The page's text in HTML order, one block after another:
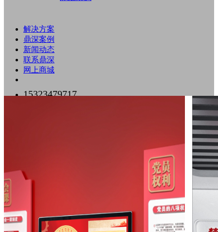
解决方案
鼎深案例
新闻动态
联系鼎深
网上商城
15323479717